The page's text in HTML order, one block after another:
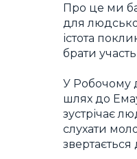
Про це ми
для
істота
брати
У Робочому
шлях до
зустрічає
слухати